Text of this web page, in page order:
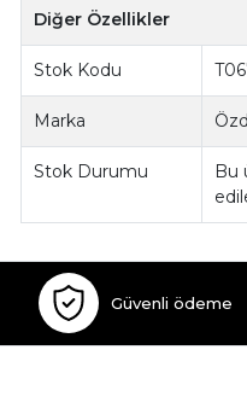
Diğer Özellikler
Stok Kodu
Marka
Stok Durumu
Bu
Güvenli ödeme